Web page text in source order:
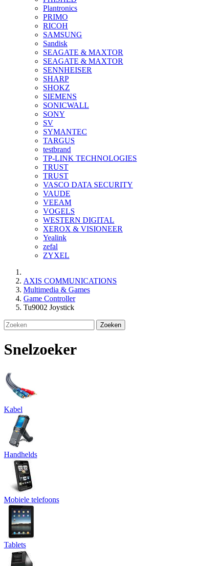
Plantronics
PRIMO
RICOH
SAMSUNG
Sandisk
SEAGATE & MAXTOR
SEAGATE & MAXTOR
SENNHEISER
SHARP
SHOKZ
SIEMENS
SONICWALL
SONY
SV
SYMANTEC
TARGUS
testbrand
TP-LINK TECHNOLOGIES
TRUST
TRUST
VASCO DATA SECURITY
VAUDE
VEEAM
VOGELS
WESTERN DIGITAL
XEROX & VISIONEER
Yealink
zefal
ZYXEL
AXIS COMMUNICATIONS
Multimedia & Games
Game Controller
Tu9002 Joystick
Zoeken
Snelzoeker
Kabel
Handhelds
Mobiele telefoons
Tablets